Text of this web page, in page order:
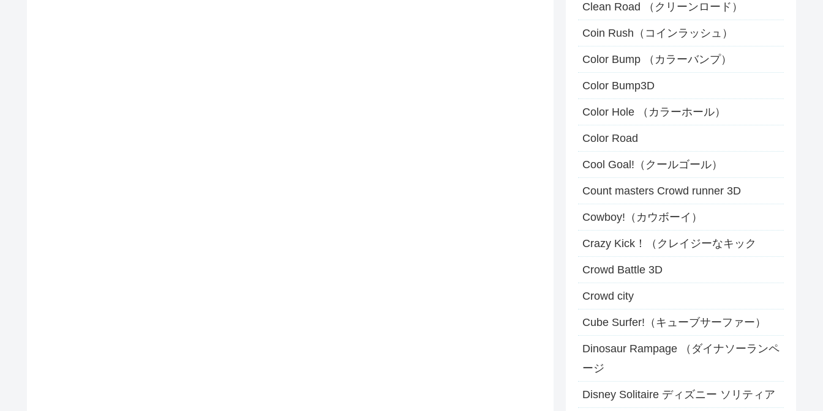
Clean Road （クリーンロード）
Coin Rush（コインラッシュ）
Color Bump （カラーバンプ）
Color Bump3D
Color Hole （カラーホール）
Color Road
Cool Goal!（クールゴール）
Count masters Crowd runner 3D
Cowboy!（カウボーイ）
Crazy Kick！（クレイジーなキック
Crowd Battle 3D
Crowd city
Cube Surfer!（キューブサーファー）
Dinosaur Rampage （ダイナソーランペ
ージ
Disney Solitaire ディズニー ソリティア